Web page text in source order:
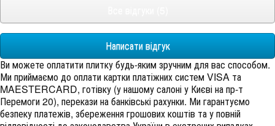
Написати відгук
Ви можете оплатити плитку будь-яким зручним для вас способом.
Ми приймаємо до оплати картки платіжних систем VISA та
MAESTERCARD, готівку (у нашому салоні у Києві на пр-т
Перемоги 20), перекази на банківські рахунки. Ми гарантуємо
безпеку платежів, збереження грошових коштів та у повній